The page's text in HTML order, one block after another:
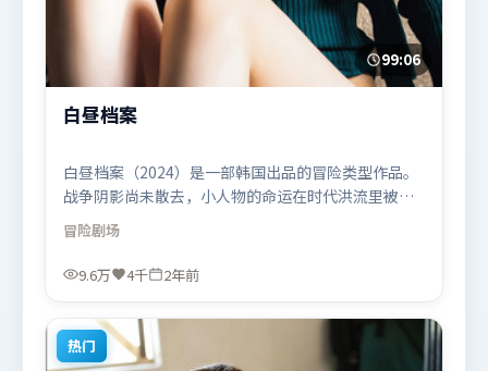
99:06
白昼档案
白昼档案（2024）是一部韩国出品的冒险类型作品。
战争阴影尚未散去，小人物的命运在时代洪流里被轻
轻托起又放下。高潮段落信息密度高，情绪释放与主
题回扣同时完成。由史蒂文·斯皮尔伯格执导，章子
怡、迪皮卡·帕度柯妮、张家辉，苍井优、梁朝伟、
国）在部分地区首映上线，适合喜欢冒险题材的观众
观看。
冒险剧场
9.6万 4千 2年前
热门